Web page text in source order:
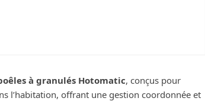
à granulés Hotomatic, conçus pour
l’habitation, offrant une gestion coordonnée et